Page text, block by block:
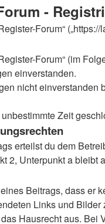
-
Forum“
Forum“ (im
einverstanden.
nicht
Zeit
erteilst du dem
2, Unterpunkt a
Beitrags, dass er
Links und Bilder
Hausrecht aus.